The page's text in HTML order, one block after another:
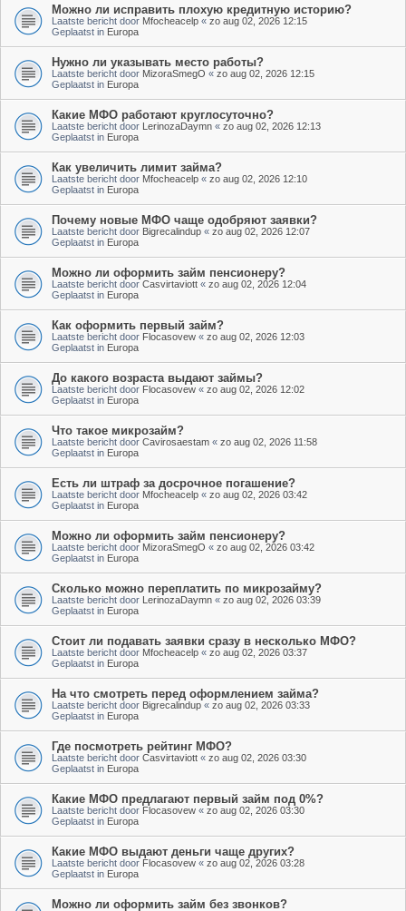
Можно ли исправить плохую кредитную историю?
Laatste bericht door Mfocheacelp « zo aug 02, 2026 12:15
Geplaatst in Europa
Нужно ли указывать место работы?
Laatste bericht door MizoraSmegO « zo aug 02, 2026 12:15
Geplaatst in Europa
Какие МФО работают круглосуточно?
Laatste bericht door LerinozaDaymn « zo aug 02, 2026 12:13
Geplaatst in Europa
Как увеличить лимит займа?
Laatste bericht door Mfocheacelp « zo aug 02, 2026 12:10
Geplaatst in Europa
Почему новые МФО чаще одобряют заявки?
Laatste bericht door Bigrecalindup « zo aug 02, 2026 12:07
Geplaatst in Europa
Можно ли оформить займ пенсионеру?
Laatste bericht door Casvirtaviott « zo aug 02, 2026 12:04
Geplaatst in Europa
Как оформить первый займ?
Laatste bericht door Flocasovew « zo aug 02, 2026 12:03
Geplaatst in Europa
До какого возраста выдают займы?
Laatste bericht door Flocasovew « zo aug 02, 2026 12:02
Geplaatst in Europa
Что такое микрозайм?
Laatste bericht door Cavirosaestam « zo aug 02, 2026 11:58
Geplaatst in Europa
Есть ли штраф за досрочное погашение?
Laatste bericht door Mfocheacelp « zo aug 02, 2026 03:42
Geplaatst in Europa
Можно ли оформить займ пенсионеру?
Laatste bericht door MizoraSmegO « zo aug 02, 2026 03:42
Geplaatst in Europa
Сколько можно переплатить по микрозайму?
Laatste bericht door LerinozaDaymn « zo aug 02, 2026 03:39
Geplaatst in Europa
Стоит ли подавать заявки сразу в несколько МФО?
Laatste bericht door Mfocheacelp « zo aug 02, 2026 03:37
Geplaatst in Europa
На что смотреть перед оформлением займа?
Laatste bericht door Bigrecalindup « zo aug 02, 2026 03:33
Geplaatst in Europa
Где посмотреть рейтинг МФО?
Laatste bericht door Casvirtaviott « zo aug 02, 2026 03:30
Geplaatst in Europa
Какие МФО предлагают первый займ под 0%?
Laatste bericht door Flocasovew « zo aug 02, 2026 03:30
Geplaatst in Europa
Какие МФО выдают деньги чаще других?
Laatste bericht door Flocasovew « zo aug 02, 2026 03:28
Geplaatst in Europa
Можно ли оформить займ без звонков?